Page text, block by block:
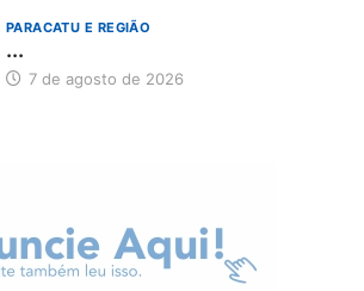
PARACATU E REGIÃO
...
7 de agosto de 2026